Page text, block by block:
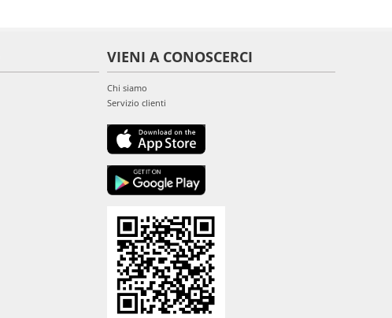
VIENI A CONOSCERCI
Chi siamo
Servizio clienti